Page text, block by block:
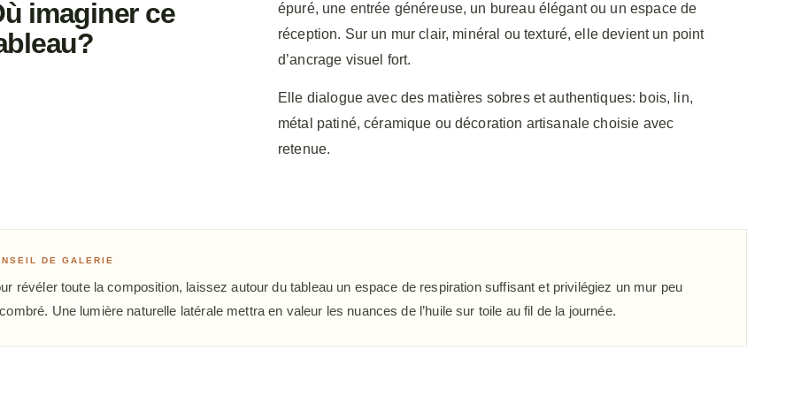
imaginer ce
épuré, une entrée généreuse, un bureau élégant ou un espace de
réception. Sur un mur clair, minéral ou texturé, elle devient un point
d’ancrage visuel fort.
Elle dialogue avec des matières sobres et authentiques: bois, lin,
métal patiné, céramique ou décoration artisanale choisie avec
retenue.
DE GALERIE
révéler toute la composition, laissez autour du tableau un espace de respiration suffisant et privilégiez un mur peu
Une lumière naturelle latérale mettra en valeur les nuances de l’huile sur toile au fil de la journée.